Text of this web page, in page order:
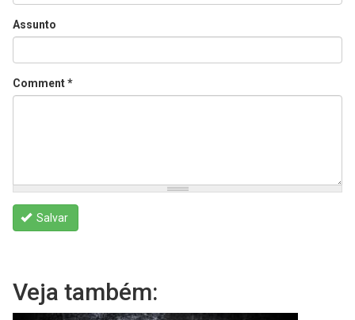
Assunto
Comment*
Salvar
Veja também: